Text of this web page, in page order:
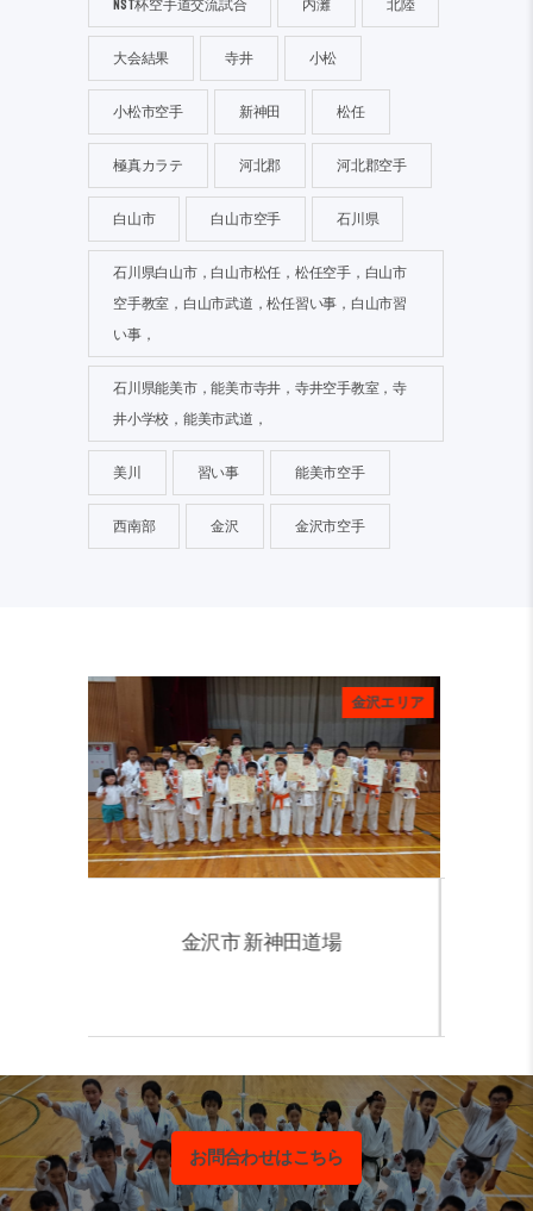
大会結果 寺井 小松
小松市空手 新神田 松任
極真カラテ 河北郡 河北郡空手
白山市 白山市空手 石川県
石川県白山市，白山市松任，松任空手，白山市
空手教室，白山市武道，松任習い事，白山市習
い事，
石川県能美市，能美市寺井，寺井空手教室，寺
井小学校，能美市武道，
美川 習い事 能美市空手
西南部 金沢 金沢市空手
金沢市 西南部道場
お問合わせはこちら